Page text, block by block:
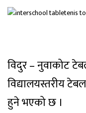
विदुर – नुवाकोट
विद्यालयस्तरीय
हुने भएको छ ।